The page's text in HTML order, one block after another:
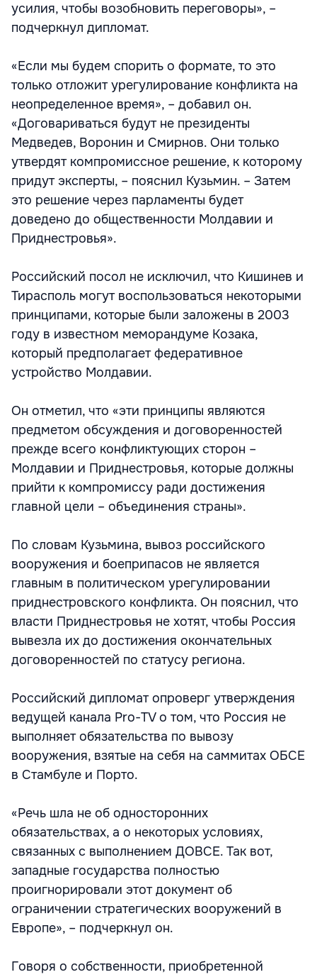
усилия, чтобы возобновить переговоры», –
подчеркнул дипломат.
«Если мы будем спорить о формате, то это
только отложит урегулирование конфликта на
неопределенное время», – добавил он.
«Договариваться будут не президенты
Медведев, Воронин и Смирнов. Они только
утвердят компромиссное решение, к которому
придут эксперты, – пояснил Кузьмин. – Затем
это решение через парламенты будет
доведено до общественности Молдавии и
Приднестровья».
Российский посол не исключил, что Кишинев и
Тирасполь могут воспользоваться некоторыми
принципами, которые были заложены в 2003
году в известном меморандуме Козака,
который предполагает федеративное
устройство Молдавии.
Он отметил, что «эти принципы являются
предметом обсуждения и договоренностей
прежде всего конфликтующих сторон –
Молдавии и Приднестровья, которые должны
прийти к компромиссу ради достижения
главной цели – объединения страны».
По словам Кузьмина, вывоз российского
вооружения и боеприпасов не является
главным в политическом урегулировании
приднестровского конфликта. Он пояснил, что
власти Приднестровья не хотят, чтобы Россия
вывезла их до достижения окончательных
договоренностей по статусу региона.
Российский дипломат опроверг утверждения
ведущей канала Pro-TV о том, что Россия не
выполняет обязательства по вывозу
вооружения, взятые на себя на саммитах ОБСЕ
в Стамбуле и Порто.
«Речь шла не об односторонних
обязательствах, а о некоторых условиях,
связанных с выполнением ДОВСЕ. Так вот,
западные государства полностью
проигнорировали этот документ об
ограничении стратегических вооружений в
Европе», – подчеркнул он.
Говоря о собственности, приобретенной